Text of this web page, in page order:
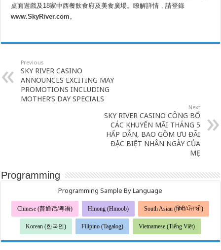
桌面遊戲及18家中西餐飲食府及美食廣場。瞭解詳情，請登錄
www.SkyRiver.com。
Previous
SKY RIVER CASINO
ANNOUNCES EXCITING MAY
PROMOTIONS INCLUDING
MOTHER’S DAY SPECIALS
Next
SKY RIVER CASINO CÔNG BỐ
CÁC KHUYẾN MÃI THÁNG 5
HẤP DẪN, BAO GỒM ƯU ĐÃI
ĐẶC BIỆT NHÂN NGÀY CỦA
MẸ
Programming
Programming Sample By Language
Chinese (普通话/粤语) Hmong (Hmoob) South Asian (हिंदी/ਪੰਜਾਬੀ)
Korean (한국인) Filipino (Tagalog) Vietnamese (Tiếng Việt)